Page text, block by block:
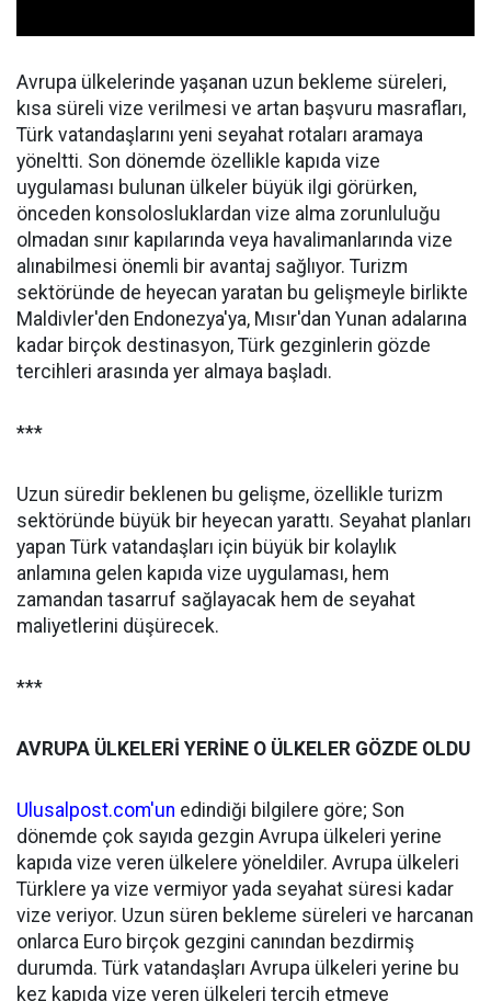
Avrupa ülkelerinde yaşanan uzun bekleme süreleri,
kısa süreli vize verilmesi ve artan başvuru masrafları,
Türk vatandaşlarını yeni seyahat rotaları aramaya
yöneltti. Son dönemde özellikle kapıda vize
uygulaması bulunan ülkeler büyük ilgi görürken,
önceden konsolosluklardan vize alma zorunluluğu
olmadan sınır kapılarında veya havalimanlarında vize
alınabilmesi önemli bir avantaj sağlıyor. Turizm
sektöründe de heyecan yaratan bu gelişmeyle birlikte
Maldivler'den Endonezya'ya, Mısır'dan Yunan adalarına
kadar birçok destinasyon, Türk gezginlerin gözde
tercihleri arasında yer almaya başladı.
***
Uzun süredir beklenen bu gelişme, özellikle turizm
sektöründe büyük bir heyecan yarattı. Seyahat planları
yapan Türk vatandaşları için büyük bir kolaylık
anlamına gelen kapıda vize uygulaması, hem
zamandan tasarruf sağlayacak hem de seyahat
maliyetlerini düşürecek.
***
AVRUPA ÜLKELERİ YERİNE O ÜLKELER GÖZDE OLDU
Ulusalpost.com'un edindiği bilgilere göre; Son
dönemde çok sayıda gezgin Avrupa ülkeleri yerine
kapıda vize veren ülkelere yöneldiler. Avrupa ülkeleri
Türklere ya vize vermiyor yada seyahat süresi kadar
vize veriyor. Uzun süren bekleme süreleri ve harcanan
onlarca Euro birçok gezgini canından bezdirmiş
durumda. Türk vatandaşları Avrupa ülkeleri yerine bu
kez kapıda vize veren ülkeleri tercih etmeye